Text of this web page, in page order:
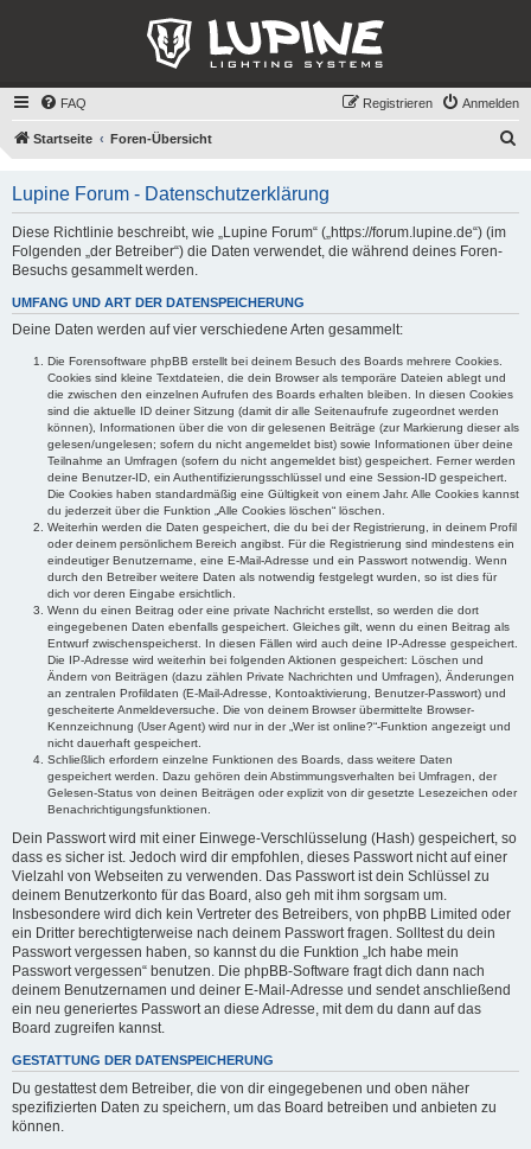
FAQ Anmelden
Registrieren
Startseite Foren-Übersicht
Lupine Forum - Datenschutzerklärung
Diese Richtlinie beschreibt, wie „Lupine Forum“ („https://forum.lupine.de“) (im
Folgenden „der Betreiber“) die Daten verwendet, die während deines Foren-
Besuchs gesammelt werden.
UMFANG UND ART DER DATENSPEICHERUNG
Deine Daten werden auf vier verschiedene Arten gesammelt:
Die Forensoftware phpBB erstellt bei deinem Besuch des Boards mehrere Cookies.
Cookies sind kleine Textdateien, die dein Browser als temporäre Dateien ablegt und
die zwischen den einzelnen Aufrufen des Boards erhalten bleiben. In diesen Cookies
sind die aktuelle ID deiner Sitzung (damit dir alle Seitenaufrufe zugeordnet werden
können), Informationen über die von dir gelesenen Beiträge (zur Markierung dieser als
gelesen/ungelesen; sofern du nicht angemeldet bist) sowie Informationen über deine
Teilnahme an Umfragen (sofern du nicht angemeldet bist) gespeichert. Ferner werden
deine Benutzer-ID, ein Authentifizierungsschlüssel und eine Session-ID gespeichert.
Die Cookies haben standardmäßig eine Gültigkeit von einem Jahr. Alle Cookies kannst
du jederzeit über die Funktion „Alle Cookies löschen“ löschen.
Weiterhin werden die Daten gespeichert, die du bei der Registrierung, in deinem Profil
oder deinem persönlichem Bereich angibst. Für die Registrierung sind mindestens ein
eindeutiger Benutzername, eine E-Mail-Adresse und ein Passwort notwendig. Wenn
durch den Betreiber weitere Daten als notwendig festgelegt wurden, so ist dies für
dich vor deren Eingabe ersichtlich.
Wenn du einen Beitrag oder eine private Nachricht erstellst, so werden die dort
eingegebenen Daten ebenfalls gespeichert. Gleiches gilt, wenn du einen Beitrag als
Entwurf zwischenspeicherst. In diesen Fällen wird auch deine IP-Adresse gespeichert.
Die IP-Adresse wird weiterhin bei folgenden Aktionen gespeichert: Löschen und
Ändern von Beiträgen (dazu zählen Private Nachrichten und Umfragen), Änderungen
an zentralen Profildaten (E-Mail-Adresse, Kontoaktivierung, Benutzer-Passwort) und
gescheiterte Anmeldeversuche. Die von deinem Browser übermittelte Browser-
Kennzeichnung (User Agent) wird nur in der „Wer ist online?“-Funktion angezeigt und
nicht dauerhaft gespeichert.
Schließlich erfordern einzelne Funktionen des Boards, dass weitere Daten
gespeichert werden. Dazu gehören dein Abstimmungsverhalten bei Umfragen, der
Gelesen-Status von deinen Beiträgen oder explizit von dir gesetzte Lesezeichen oder
Benachrichtigungsfunktionen.
Dein Passwort wird mit einer Einwege-Verschlüsselung (Hash) gespeichert, so
dass es sicher ist. Jedoch wird dir empfohlen, dieses Passwort nicht auf einer
Vielzahl von Webseiten zu verwenden. Das Passwort ist dein Schlüssel zu
deinem Benutzerkonto für das Board, also geh mit ihm sorgsam um.
Insbesondere wird dich kein Vertreter des Betreibers, von phpBB Limited oder
ein Dritter berechtigterweise nach deinem Passwort fragen. Solltest du dein
Passwort vergessen haben, so kannst du die Funktion „Ich habe mein
Passwort vergessen“ benutzen. Die phpBB-Software fragt dich dann nach
deinem Benutzernamen und deiner E-Mail-Adresse und sendet anschließend
ein neu generiertes Passwort an diese Adresse, mit dem du dann auf das
Board zugreifen kannst.
GESTATTUNG DER DATENSPEICHERUNG
Du gestattest dem Betreiber, die von dir eingegebenen und oben näher
spezifizierten Daten zu speichern, um das Board betreiben und anbieten zu
können.